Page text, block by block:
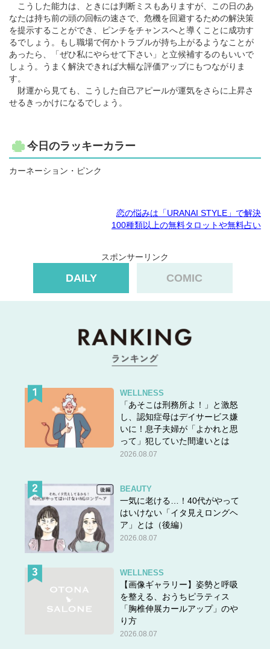
こうした能力は、ときには判断ミスもありますが、この日のあ
なたは持ち前の頭の回転の速さで、危機を回避するための解決策
を提示することができ、ピンチをチャンスへと導くことに成功す
るでしょう。もし職場で何かトラブルが持ち上がるようなことが
あったら、「ぜひ私にやらせて下さい」と立候補するのもいいで
しょう。うまく解決できれば大幅な評価アップにもつながりま
す。
財運から見ても、こうした自己アピールが運気をさらに上昇さ
せるきっかけになるでしょう。
今日のラッキーカラー
カーネーション・ピンク
恋の悩みは「URANAI STYLE」で解決
100種類以上の無料タロットや無料占い
スポンサーリンク
DAILY COMIC
WELLNESS
「あそこは刑務所よ！」と激怒
し、認知症母はデイサービス嫌
いに！息子夫婦が「よかれと思
って」犯していた間違いとは
2026.08.07
BEAUTY
一気に老ける…！40代がやって
はいけない「イタ見えロングヘ
ア」とは（後編）
2026.08.07
WELLNESS
【画像ギャラリー】姿勢と呼吸
を整える、おうちピラティス
「胸椎伸展カールアップ」のや
り方
2026.08.07